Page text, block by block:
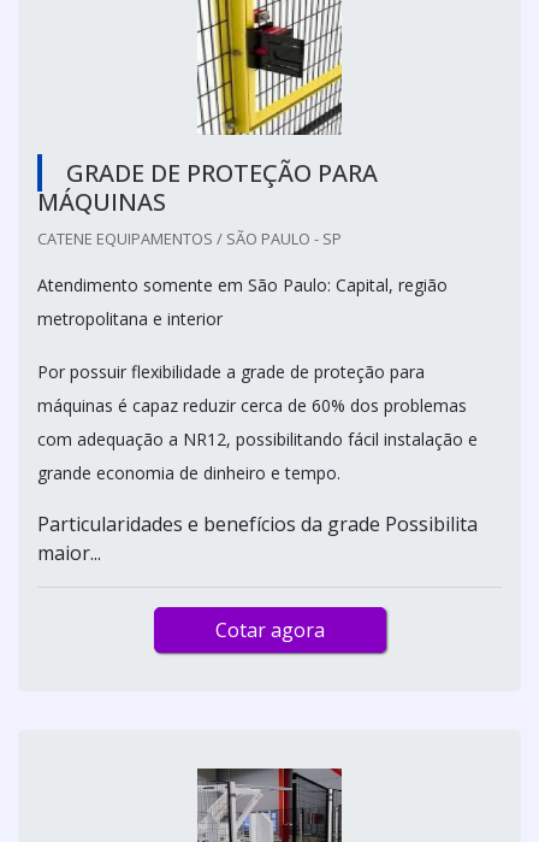
GRADE DE PROTEÇÃO PARA
MÁQUINAS
CATENE EQUIPAMENTOS / SÃO PAULO - SP
Atendimento somente em São Paulo: Capital, região
metropolitana e interior
Por possuir flexibilidade a grade de proteção para
máquinas é capaz reduzir cerca de 60% dos problemas
com adequação a NR12, possibilitando fácil instalação e
grande economia de dinheiro e tempo.
Particularidades e benefícios da grade Possibilita
maior...
Cotar agora